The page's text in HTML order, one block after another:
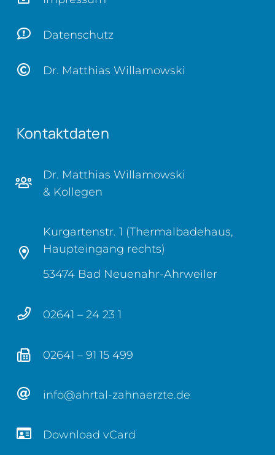
Datenschutz
Dr. Matthias Willamowski
Kontaktdaten
Dr. Matthias Willamowski
& Kollegen
Kurgartenstr. 1 (Thermalbadehaus,
Haupteingang rechts)
53474 Bad Neuenahr-Ahrweiler
02641 – 24 23 1
02641 – 91 15 499
info@ahrtal-zahnaerzte.de
Download vCard